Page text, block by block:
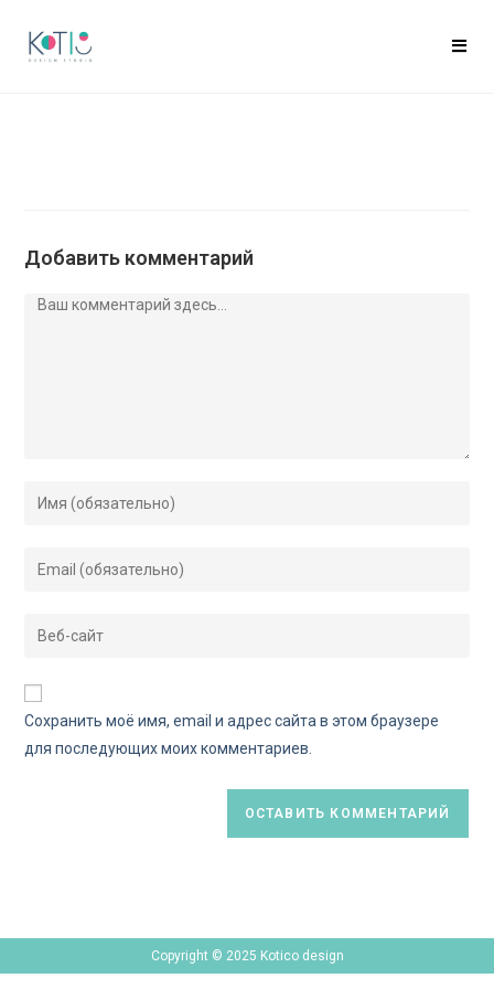
Добавить комментарий
Сохранить моё имя, email и адрес сайта в этом браузере
для последующих моих комментариев.
Copyright © 2025 Kotico design